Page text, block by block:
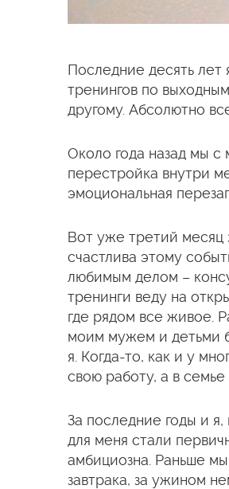
Последние десять лет
тренингов по
другому. Абсолютно
Около года назад мы
перестройка внутри
эмоциональная
Вот уже третий месяц
счастлива этому
любимым делом –
тренинги веду на
где рядом все живое.
моим мужем и детьми
я. Когда-то, как и у
свою работу, а в
За последние годы и
для меня стали
амбициозна. Раньше
завтрака, за ужином